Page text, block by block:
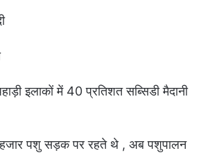
इलाकों में 40 प्रतिशत सब्सिडी मैदानी
पशु सड़क पर रहते थे , अब पशुपालन